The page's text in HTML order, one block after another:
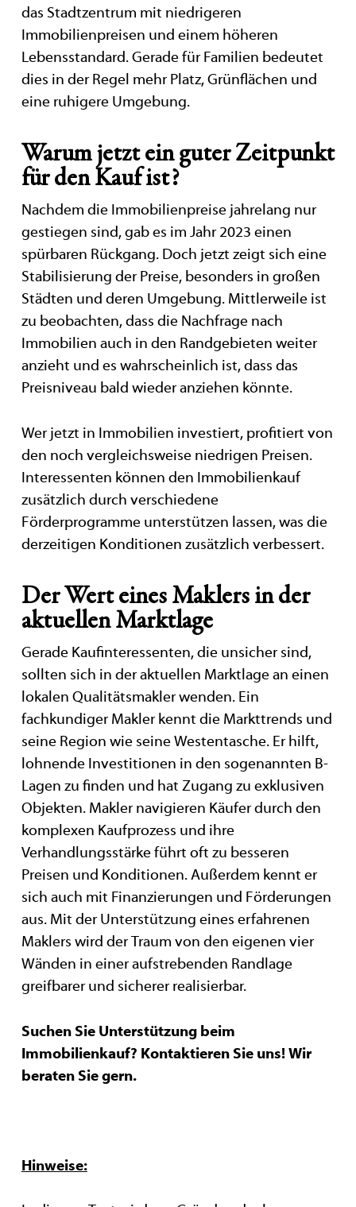
das Stadtzentrum mit niedrigeren
Immobilienpreisen und einem höheren
Lebensstandard. Gerade für Familien bedeutet
dies in der Regel mehr Platz, Grünflächen und
eine ruhigere Umgebung.
Warum jetzt ein guter Zeitpunkt
für den Kauf ist?
Nachdem die Immobilienpreise jahrelang nur
gestiegen sind, gab es im Jahr 2023 einen
spürbaren Rückgang. Doch jetzt zeigt sich eine
Stabilisierung der Preise, besonders in großen
Städten und deren Umgebung. Mittlerweile ist
zu beobachten, dass die Nachfrage nach
Immobilien auch in den Randgebieten weiter
anzieht und es wahrscheinlich ist, dass das
Preisniveau bald wieder anziehen könnte.
Wer jetzt in Immobilien investiert, profitiert von
den noch vergleichsweise niedrigen Preisen.
Interessenten können den Immobilienkauf
zusätzlich durch verschiedene
Förderprogramme unterstützen lassen, was die
derzeitigen Konditionen zusätzlich verbessert.
Der Wert eines Maklers in der
aktuellen Marktlage
Gerade Kaufinteressenten, die unsicher sind,
sollten sich in der aktuellen Marktlage an einen
lokalen Qualitätsmakler wenden. Ein
fachkundiger Makler kennt die Markttrends und
seine Region wie seine Westentasche. Er hilft,
lohnende Investitionen in den sogenannten B-
Lagen zu finden und hat Zugang zu exklusiven
Objekten. Makler navigieren Käufer durch den
komplexen Kaufprozess und ihre
Verhandlungsstärke führt oft zu besseren
Preisen und Konditionen. Außerdem kennt er
sich auch mit Finanzierungen und Förderungen
aus. Mit der Unterstützung eines erfahrenen
Maklers wird der Traum von den eigenen vier
Wänden in einer aufstrebenden Randlage
greifbarer und sicherer realisierbar.
Suchen Sie Unterstützung beim
Immobilienkauf? Kontaktieren Sie uns! Wir
beraten Sie gern.
Hinweise: